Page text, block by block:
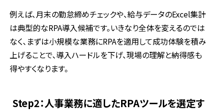
例えば、月末の勤怠締めチェックや、給与データのExcel集計
は典型的なRPA導入候補です。いきなり全体を変えるのでは
なく、まずは小規模な業務にRPAを適用して成功体験を積み
上げることで、導入ハードルを下げ、現場の理解と納得感も
得やすくなります。
Step2：人事業務に適したRPAツールを選定す